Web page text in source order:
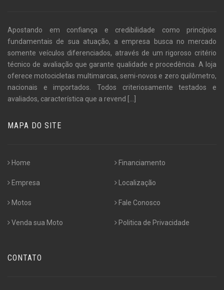
Apostando em confiança e credibilidade como princípios
fundamentais de sua atuação, a empresa busca no mercado
somente veículos diferenciados, através de um rigoroso critério
técnico de avaliação que garante qualidade e procedência. A loja
oferece motocicletas multimarcas, semi-novos e zero quilômetro,
nacionais e importados. Todos criteriosamente testados e
avaliados, característica que a revend [...]
MAPA DO SITE
Home
Empresa
Motos
Venda sua Moto
Financiamento
Localização
Fale Conosco
Politica de Privacidade
CONTATO